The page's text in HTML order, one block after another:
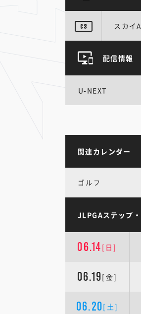
スカイA
配信情報
U-NEXT
関連カレンダー
ゴルフ
JLPGAステップ
06.14 [日]
06.19[金]
06.20[土]